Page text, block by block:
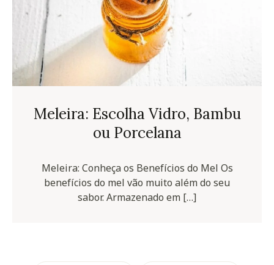
Meleira: Escolha Vidro, Bambu
ou Porcelana
Meleira: Conheça os Benefícios do Mel Os
benefícios do mel vão muito além do seu
sabor. Armazenado em […]